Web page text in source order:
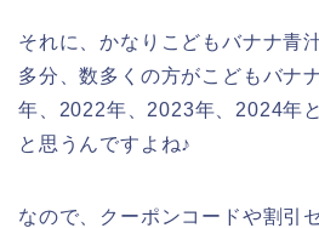
それに、かなりこどもバナナ青
多分、数多くの方がこどもバナ
年、2022年、2023年、2024年
と思うんですよね♪
なので、クーポンコードや割引